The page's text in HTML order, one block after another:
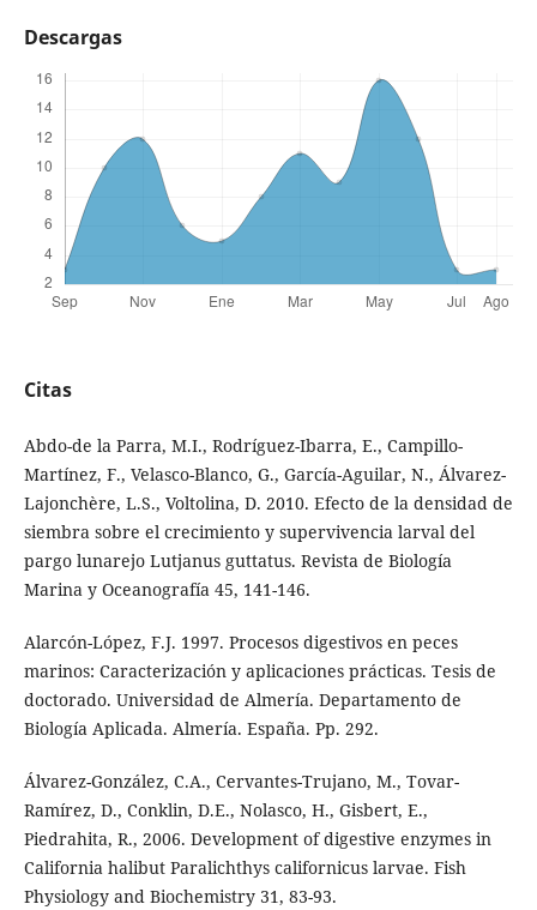
Descargas
Citas
Abdo-de la Parra, M.I., Rodríguez-Ibarra, E., Campillo-
Martínez, F., Velasco-Blanco, G., García-Aguilar, N., Álvarez-
Lajonchère, L.S., Voltolina, D. 2010. Efecto de la densidad de
siembra sobre el crecimiento y supervivencia larval del
pargo lunarejo Lutjanus guttatus. Revista de Biología
Marina y Oceanografía 45, 141-146.
Alarcón-López, F.J. 1997. Procesos digestivos en peces
marinos: Caracterización y aplicaciones prácticas. Tesis de
doctorado. Universidad de Almería. Departamento de
Biología Aplicada. Almería. España. Pp. 292.
Álvarez-González, C.A., Cervantes-Trujano, M., Tovar-
Ramírez, D., Conklin, D.E., Nolasco, H., Gisbert, E.,
Piedrahita, R., 2006. Development of digestive enzymes in
California halibut Paralichthys californicus larvae. Fish
Physiology and Biochemistry 31, 83-93.